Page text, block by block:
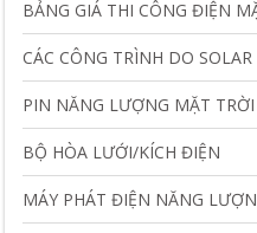
BẢNG GIÁ THI CÔNG ĐIỆN
CÁC CÔNG TRÌNH DO
PIN NĂNG LƯỢNG MẶT TRỜI
BỘ HÒA LƯỚI/KÍCH ĐIỆN
MÁY PHÁT ĐIỆN NĂNG